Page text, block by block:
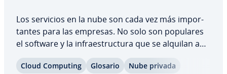
Los servicios en la nube son cada vez más im­po­r­
ta­n­tes para las empresas. No solo son populares
el software y la in­frae­s­tru­c­tu­ra que se alquilan a
través de la nube del proveedor (IaaS e IaaS), sino
también las pla­ta­fo­r­mas basadas en la nube para
Cloud Computing Glosario Nube privada